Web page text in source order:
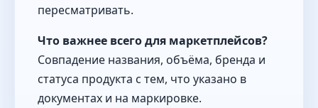
пересматривать.
Что важнее всего для маркетплейсов?
Совпадение названия, объёма, бренда и
статуса продукта с тем, что указано в
документах и на маркировке.